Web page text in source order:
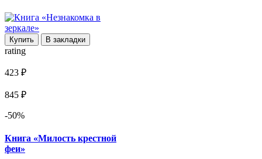
Купить В закладки
rating
423 ₽
845 ₽
-50%
Книга «Милость крестной
феи»